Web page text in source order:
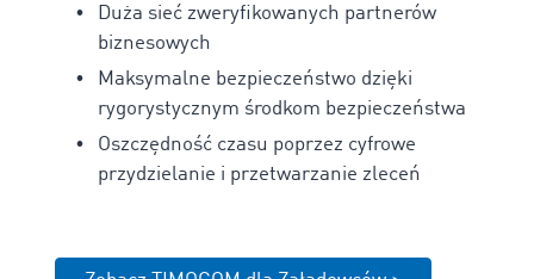
Duża sieć zweryfikowanych partnerów
biznesowych
Maksymalne bezpieczeństwo dzięki
rygorystycznym środkom bezpieczeństwa
Oszczędność czasu poprzez cyfrowe
przydzielanie i przetwarzanie zleceń